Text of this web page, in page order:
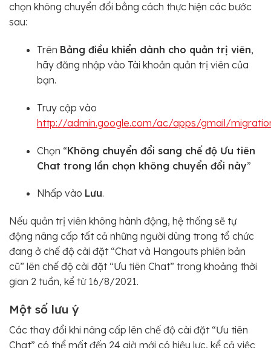
chọn không chuyển đổi bằng cách thực hiện các bước
sau:
Trên Bảng điều khiển dành cho quản trị viên,
hãy đăng nhập vào Tài khoản quản trị viên của
bạn.
Truy cập vào
http://admin.google.com/ac/apps/gmail/
Chọn “Không chuyển đổi sang chế độ Ưu tiên
Chat trong lần chọn không chuyển đổi này”
Nhấp vào Lưu.
Nếu quản trị viên không hành động, hệ thống sẽ tự
động nâng cấp tất cả những người dùng trong tổ chức
đang ở chế độ cài đặt “Chat và Hangouts phiên bản
cũ” lên chế độ cài đặt “Ưu tiên Chat” trong khoảng thời
gian 2 tuần, kể từ 16/8/2021.
Một số lưu ý
Các thay đổi khi nâng cấp lên chế độ cài đặt “Ưu tiên
Chat” có thể mất đến 24 giờ mới có hiệu lực, kể cả việc